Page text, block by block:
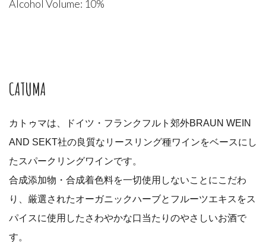
CATUMA
カトゥマは、ドイツ・フランクフルト郊外BRAUN WEIN
AND SEKT社の良質なリースリング種ワインをベースにし
たスパークリングワインです。
合成添加物・合成着色料を一切使用しないことにこだわ
り、厳選されたオーガニックハーブとフルーツエキスをス
パイスに使用したさわやかな口当たりのやさしいお酒で
す。
Alcohol Volume: 10%